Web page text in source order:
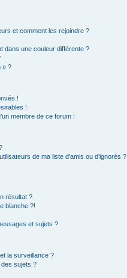
et comment les rejoindre ?
dans une couleur différente ?
» ?
!
!
membre de ce forum !
de ma liste d’amis ou d’ignorés ?
résultat ?
blanche ?!
et sujets ?
la surveillance ?
sujets ?